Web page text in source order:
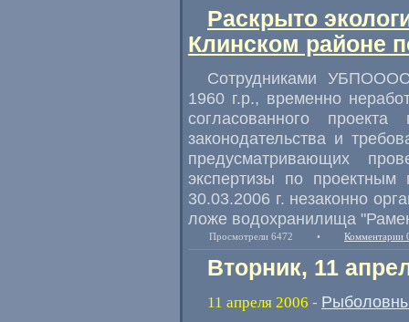
Раскрыто
Клинском районе
Сотрудниками
1960 г.р., временно
согласованного проекта
законодательства и
предусматривающих
экспертизы по
30.03.2006 г. незаконно
ложе водохранилища
Просмотрели 6472 • Комментарии
Вторник, 11
11 апреля 2006 -